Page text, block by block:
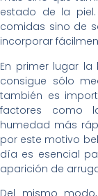
estado de la
comidas sino de
incorporar
En primer lugar
consigue sólo
también es
factores como
humedad más
por este motivo
día es esencial
aparición de